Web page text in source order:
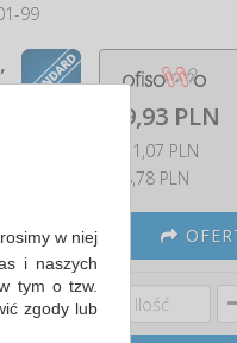
99
9,93 PLN
11,07 PLN
8,78 PLN
w niej
i naszych
tym o tzw.
zgody lub